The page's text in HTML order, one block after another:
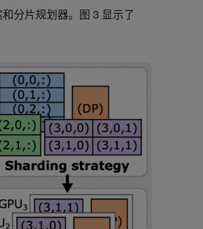
分片规划器。图 3 显示了